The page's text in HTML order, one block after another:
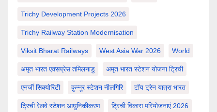
Trichy Development Projects 2026
Trichy Railway Station Modernisation
Viksit Bharat Railways West Asia War 2026 World
अमृत भारत एक्सप्रेस तमिलनाडु अमृत भारत स्टेशन योजना ट्रिची
एनर्जी सिक्योरिटी कुन्नूर स्टेशन नीलगिरि टॉय ट्रेन यात्रा भारत
ट्रिची रेलवे स्टेशन आधुनिकीकरण ट्रिची विकास परियोजनाएं 2026